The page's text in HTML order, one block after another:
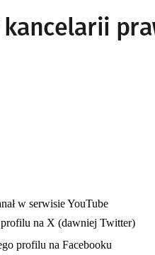
karcie
w serwisie YouTube
profilu na X (dawniej Twitter)
karcie
profilu na Facebooku